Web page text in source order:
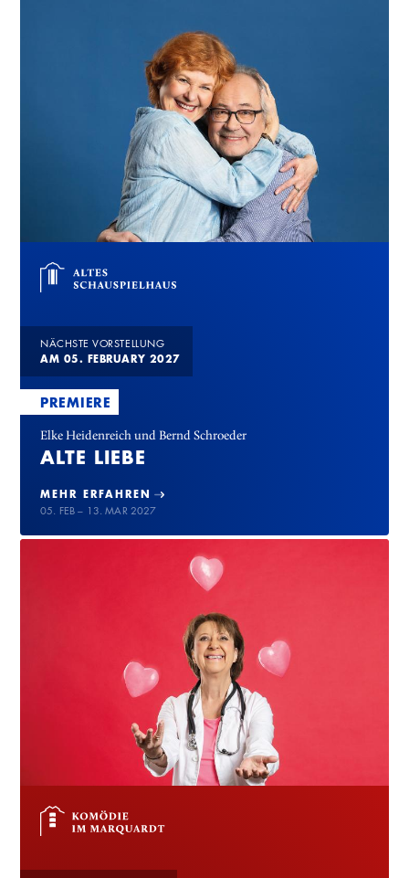
NÄCHSTE VORSTELLUNG
AM 05. FEBRUARY 2027
PREMIERE
Elke Heidenreich und Bernd Schroeder
ALTE LIEBE
MEHR ERFAHREN
05. FEB – 13. MAR 2027